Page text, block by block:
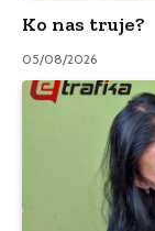
Ko nas truje?
05/08/2026